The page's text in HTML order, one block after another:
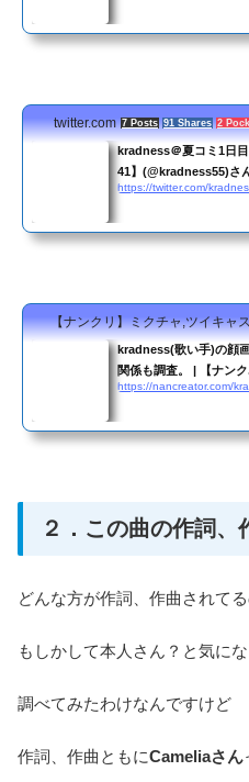
twitter.com 7 Posts 91 Shares 2
kradness＠夏コミ1日
41】(@kradness55)さ
https://twitter.com/
【ナンクリ】ミクチャ,ツイキャ
kradness(歌い手)の顔
関係も調査。 | 【ナン
https://nancreator.com/
２．この曲の作詞、
どんな方が作詞、作曲されて
もしかして本人さん？と気に
調べてみたわけなんですけど
作詞、作曲ともにCameliaさん